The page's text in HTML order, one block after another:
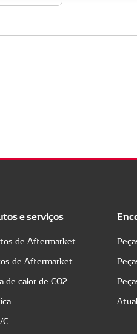
e serviços
de Aftermarket
de Aftermarket
de calor de CO2
C